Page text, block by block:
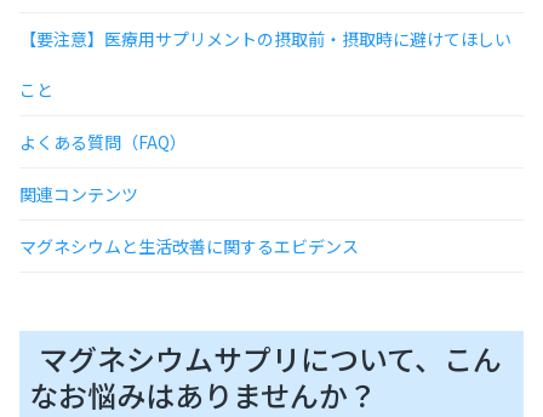
【要注意】医療用サプリメントの摂取前・摂取時に避けてほしい
こと
よくある質問（FAQ）
関連コンテンツ
マグネシウムと生活改善に関するエビデンス
マグネシウムサプリについて、こん
なお悩みはありませんか？